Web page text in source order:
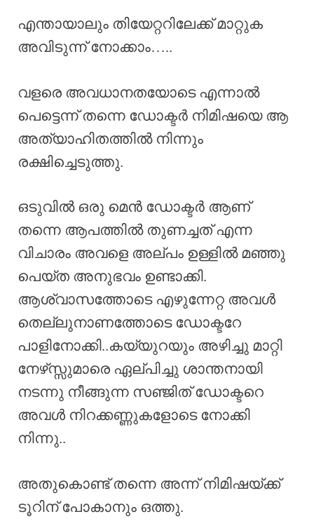
എന്തായാലും തിയേറ്ററിലേക്ക് മാറ്റുക
അവിടുന്ന് നോക്കാം…..
വളരെ അവധാനതയോടെ എന്നാൽ
പെട്ടെന്ന് തന്നെ ഡോക്ടർ നിമിഷയെ ആ
അത്യാഹിതത്തിൽ നിന്നും
രക്ഷിച്ചെടുത്തു.
ഒടുവിൽ ഒരു മെൻ ഡോക്ടർ ആണ്
തന്നെ ആപത്തിൽ തുണച്ചത് എന്ന
വിചാരം അവളെ അല്പം ഉള്ളിൽ മഞ്ഞു
പെയ്ത അനുഭവം ഉണ്ടാക്കി.
ആശ്വാസത്തോടെ എഴുന്നേറ്റ അവൾ
തെല്ലുനാണത്തോടെ ഡോക്ടറേ
പാളിനോക്കി..കയ്യുറയും അഴിച്ചു മാറ്റി
നേഴ്‌സ്സുമാരെ ഏല്പിച്ചു ശാന്തനായി
നടന്നു നീങ്ങുന്ന സഞ്ജിത് ഡോക്ടറെ
അവൾ നിറക്കണ്ണുകളോടെ നോക്കി
നിന്നു..
അതുകൊണ്ട് തന്നെ അന്ന് നിമിഷയ്ക്ക്
ടൂറിന് പോകാനും ഒത്തു.